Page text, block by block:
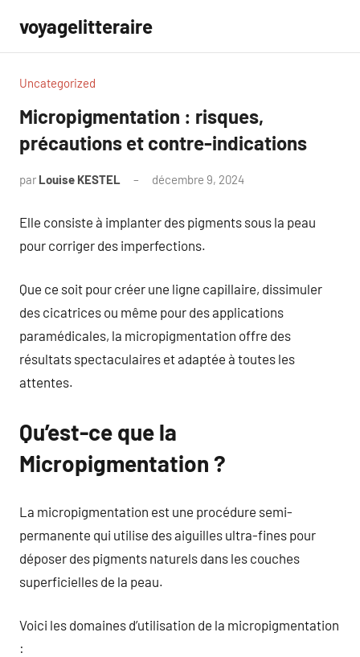
contenu
voyagelitteraire
Uncategorized
Micropigmentation : risques,
précautions et contre-indications
par Louise KESTEL décembre 9, 2024
Elle consiste à implanter des pigments sous la peau
pour corriger des imperfections.
Que ce soit pour créer une ligne capillaire, dissimuler
des cicatrices ou même pour des applications
paramédicales, la micropigmentation offre des
résultats spectaculaires et adaptée à toutes les
attentes.
Qu’est-ce que la
Micropigmentation ?
La micropigmentation est une procédure semi-
permanente qui utilise des aiguilles ultra-fines pour
déposer des pigments naturels dans les couches
superficielles de la peau.
Voici les domaines d’utilisation de la micropigmentation
: